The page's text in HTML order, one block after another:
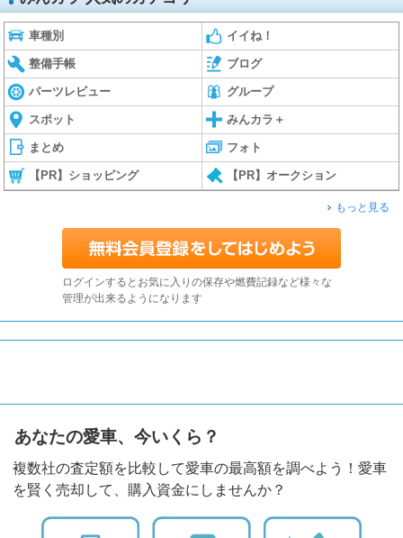
車種別 イイね！
整備手帳 ブログ
パーツレビュー グループ
スポット みんカラ＋
まとめ フォト
【PR】ショッピング 【PR】オークション
もっと見る
ログインするとお気に入りの保存や燃費記録など様々な
管理が出来るようになります
あなたの愛車、今いくら？
複数社の査定額を比較して愛車の最高額を調べよう！愛車
を賢く売却して、購入資金にしませんか？